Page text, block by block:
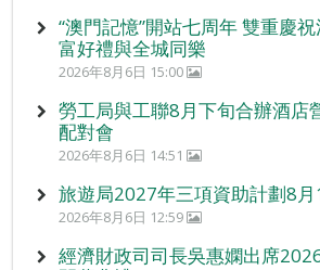
“澳門記憶”開站七周年 雙重慶
富好禮與全城同樂
2026年8月6日 15:00
勞工局與工聯8月下旬合辦酒店
配對會
2026年8月6日 14:51
旅遊局2027年三項資助計劃8
2026年8月6日 12:59
經濟財政司司長吳惠嫻出席